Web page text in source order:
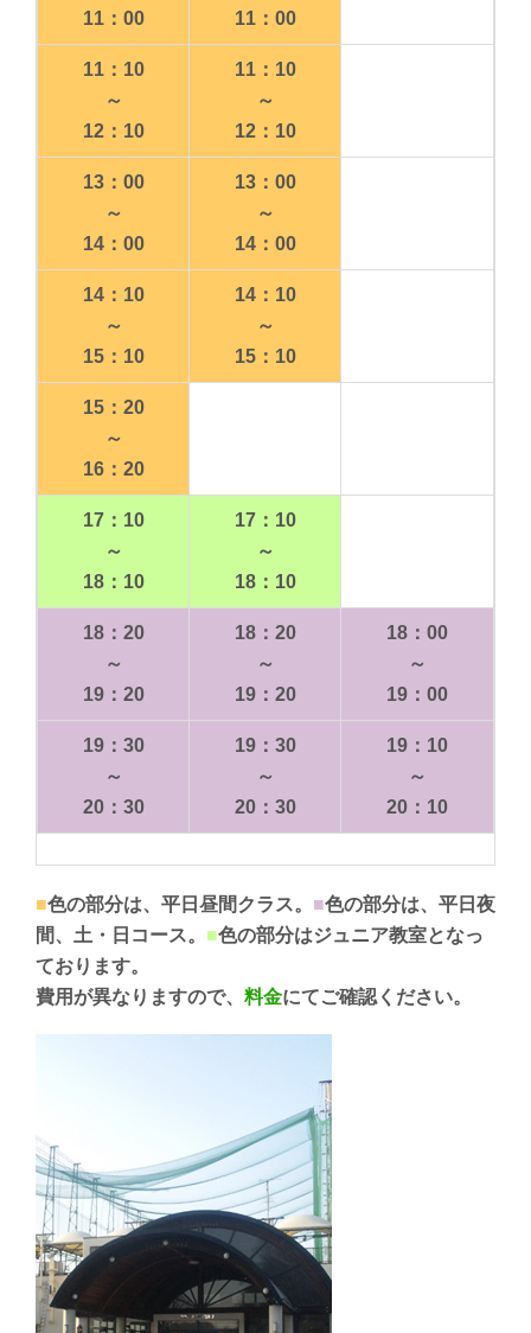
11：00
11：00
11：10
～
12：10
11：10
～
12：10
13：00
～
14：00
13：00
～
14：00
14：10
～
15：10
14：10
～
15：10
15：20
～
16：20
17：10
～
18：10
17：10
～
18：10
18：20
～
19：20
18：20
～
19：20
18：00
～
19：00
19：30
～
20：30
19：30
～
20：30
19：10
～
20：10
■色の部分は、平日昼間クラス。 ■色の部分は、平日夜
間、土・日コース。 ■色の部分はジュニア教室となっ
ております。
費用が異なりますので、 料金にてご確認ください。